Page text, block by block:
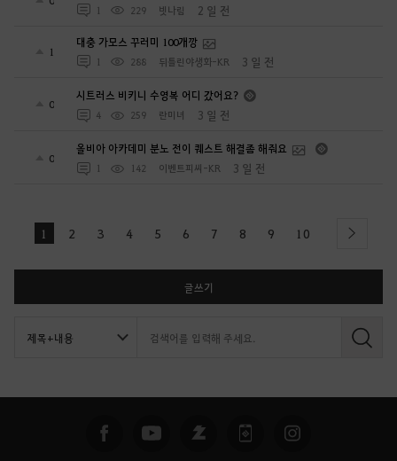
1 229 빗나림 2 일 전
1
대충 가모스 꾸러미 100개깡
1 288 뒤틀린야생화-KR 3 일 전
0
시트러스 비키니 수영복 어디 갔어요?
4 259 란미녀 3 일 전
0
올비아 아카데미 분노 전이 퀘스트 해결좀 해줘요
1 142 이벤트피씨-KR 3 일 전
1 2 3 4 5 6 7 8 9 10 next
글쓰기
검